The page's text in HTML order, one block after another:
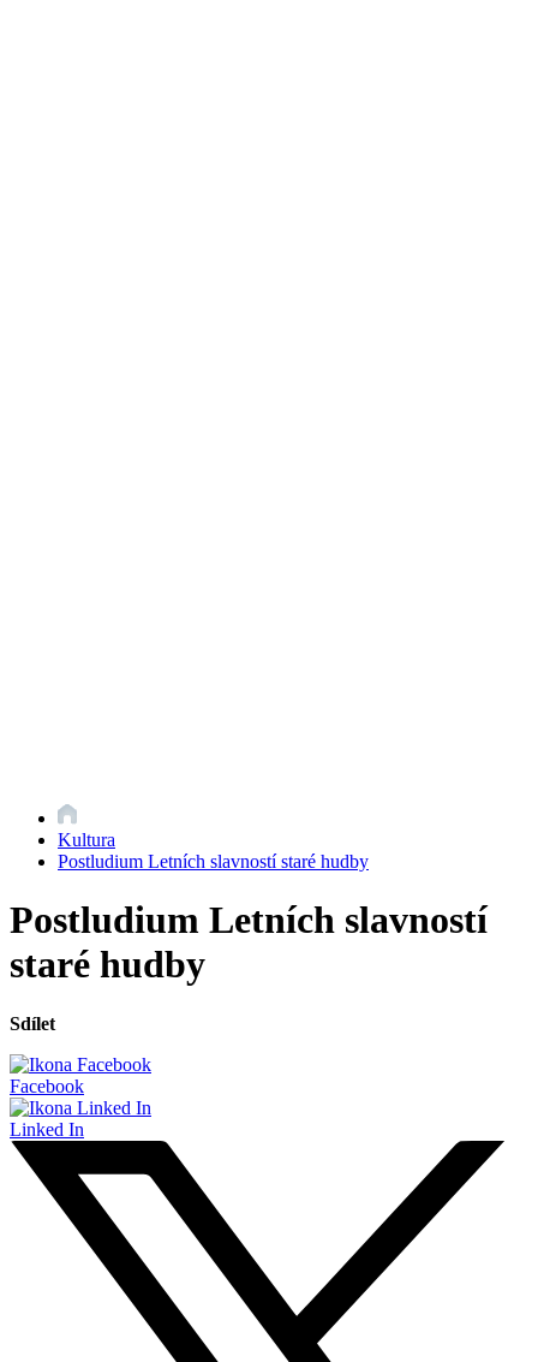
Kultura
Postludium Letních slavností staré hudby
Postludium Letních slavností
staré hudby
Sdílet
Facebook
Linked In